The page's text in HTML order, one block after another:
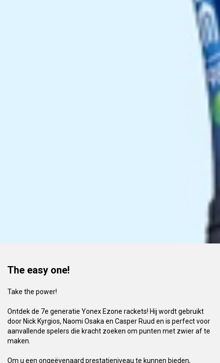
The easy one!
Take the power!
Ontdek de 7e generatie Yonex Ezone rackets! Hij wordt gebruikt
door Nick Kyrgios, Naomi Osaka en Casper Ruud en is perfect voor
aanvallende spelers die kracht zoeken om punten met zwier af te
maken.
Om u een ongeëvenaard prestatieniveau te kunnen bieden,